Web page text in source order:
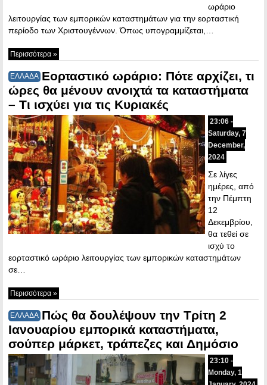
ωράριο
λειτουργίας των εμπορικών καταστημάτων για την εορταστική
περίοδο των Χριστουγέννων. Όπως υπογραμμίζεται,…
Περισσότερα »
ΕΛΛΑΔΑ Εορταστικό ωράριο: Πότε αρχίζει, τι
ώρες θα μένουν ανοιχτά τα καταστήματα
– Τι ισχύει για τις Κυριακές
23:06 -
Saturday, 7
December,
2024
Σε λίγες
ημέρες, από
την Πέμπτη
12
Δεκεμβρίου,
θα τεθεί σε
ισχύ το
εορταστικό ωράριο λειτουργίας των εμπορικών καταστημάτων
σε…
Περισσότερα »
ΕΛΛΑΔΑ Πώς θα δουλέψουν την Τρίτη 2
Ιανουαρίου εμπορικά καταστήματα,
σούπερ μάρκετ, τράπεζες και Δημόσιο
23:10 -
Monday, 1